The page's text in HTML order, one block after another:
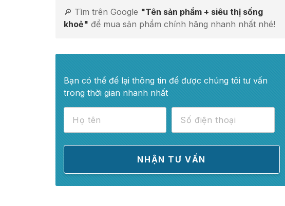
🔎 Tìm trên Google "Tên sản phẩm + siêu thị sống
khoẻ" để mua sản phẩm chính hãng nhanh nhất nhé!
Bạn có thể để lại thông tin để được chúng tôi tư vấn
trong thời gian nhanh nhất